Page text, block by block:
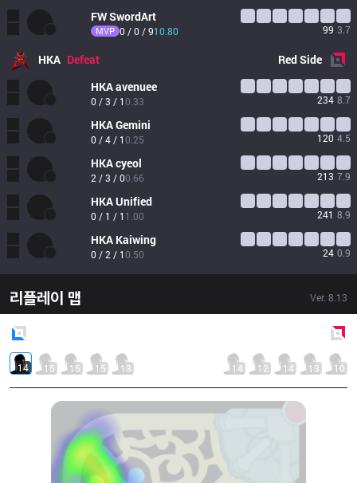
FWSwordArt
MVP 0 / 0 / 910.80 99 3.7
HKA Defeat RedSide
HKAavenuee
0 / 3 / 10.33 234 8.7
HKAGemini
0 / 4 / 10.25 120 4.5
HKAcyeol
2 / 3 / 00.66 213 7.9
HKAUnified
0 / 1 / 1 1.00 241 8.9
HKA Kaiwing
0 / 2 / 10.50 24 0.9
리플레이 맵 Ver. 8.13
14 15 15 15 13 14 12 14 13 10